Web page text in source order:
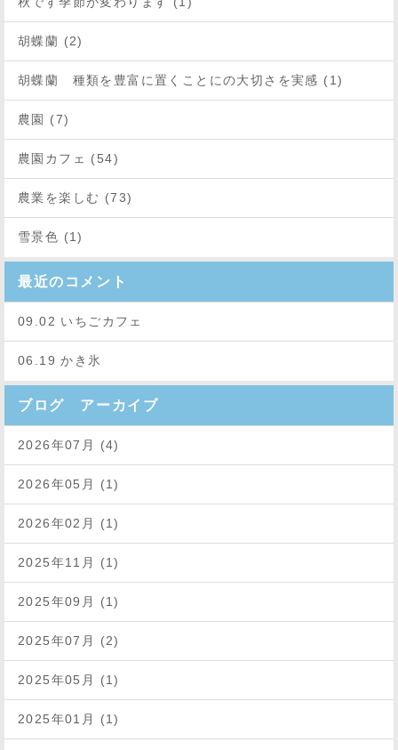
胡蝶蘭 (2)
胡蝶蘭 種類を豊富に置くことにの大切さを実感 (1)
農園 (7)
農園カフェ (54)
農業を楽しむ (73)
雪景色 (1)
最近のコメント
09.02 いちごカフェ
06.19 かき氷
ブログ アーカイブ
2026年07月 (4)
2026年05月 (1)
2026年02月 (1)
2025年11月 (1)
2025年09月 (1)
2025年07月 (2)
2025年05月 (1)
2025年01月 (1)